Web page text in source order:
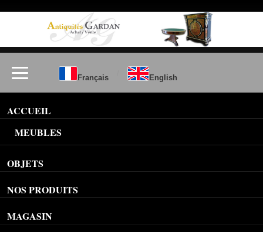
Français English
ACCUEIL
MEUBLES
OBJETS
NOS PRODUITS
MAGASIN